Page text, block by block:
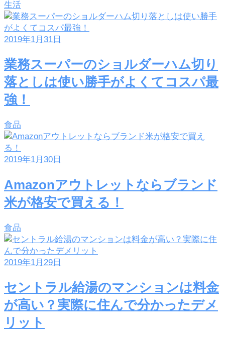
生活
2019年1月31日
業務スーパーのショルダーハム切り
落としは使い勝手がよくてコスパ最
強！
食品
2019年1月30日
Amazonアウトレットならブランド
米が格安で買える！
食品
2019年1月29日
セントラル給湯のマンションは料金
が高い？実際に住んで分かったデメ
リット